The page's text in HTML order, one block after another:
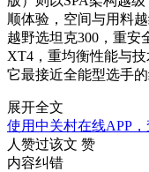
顺体验，空间与用料
越野选坦克300，重安
XT4，重均衡性能与
它最接近全能型选手的
展开全文
使用中关村在线APP
人赞过该文 赞
内容纠错